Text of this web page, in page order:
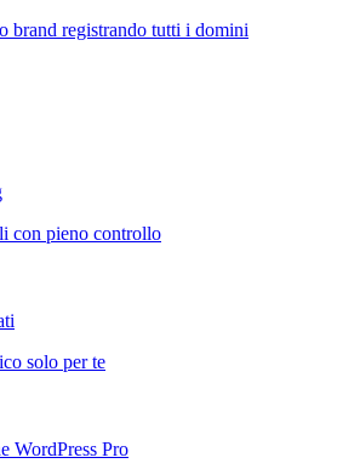
brand registrando tutti i domini
con pieno controllo
solo per te
WordPress Pro